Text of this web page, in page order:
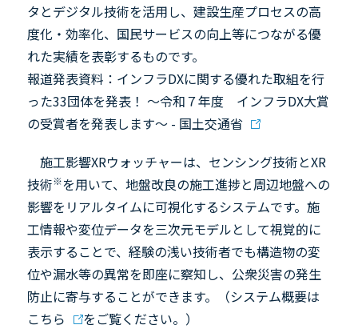
タとデジタル技術を活用し、建設生産プロセスの高
度化・効率化、国民サービスの向上等につながる優
れた実績を表彰するものです。
報道発表資料：インフラDXに関する優れた取組を行
った33団体を発表！ ～令和７年度 インフラDX大賞
の受賞者を発表します～ - 国土交通省
施工影響XRウォッチャーは、センシング技術とXR
技術※を用いて、地盤改良の施工進捗と周辺地盤への
影響をリアルタイムに可視化するシステムです。施
工情報や変位データを三次元モデルとして視覚的に
表示することで、経験の浅い技術者でも構造物の変
位や漏水等の異常を即座に察知し、公衆災害の発生
防止に寄与することができます。（システム概要は
こちら
をご覧ください。）